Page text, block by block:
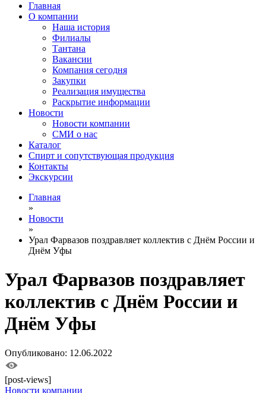
Главная
О компании
Наша история
Филиалы
Тантана
Вакансии
Компания сегодня
Закупки
Реализация имущества
Раскрытие информации
Новости
Новости компании
СМИ о нас
Каталог
Спирт и сопутствующая продукция
Контакты
Экскурсии
Главная
»
Новости
»
Урал Фарвазов поздравляет коллектив с Днём России и
Днём Уфы
Урал Фарвазов поздравляет
коллектив с Днём России и
Днём Уфы
Опубликовано: 12.06.2022
[post-views]
Новости компании